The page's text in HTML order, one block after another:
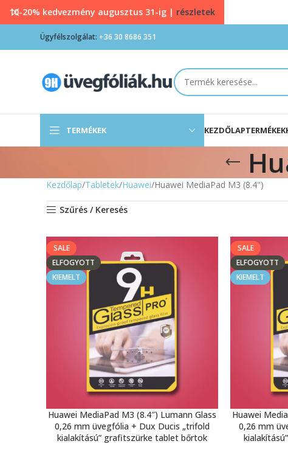
Ügyfélszolgálat: +36 30 8686 351
TERMÉKEK KEZDŐLAPTERMÉKEK
Kezdőlap Tabletek Huawei Huawei MediaPad M3 (8.4")
Szűrés / Keresés
SALE
ELFOGYOTT
KIEMELT
Huawei MediaPad M3 (8.4″) Lumann Glass
0,26 mm üvegfólia + Dux Ducis „trifold
kialakítású” grafitszürke tablet bőrtok
SALE
ELFOGYOTT
KIEMELT
Huawei
0,26 mm
10-20% kedvezmény augusztus 31-ig | részletek